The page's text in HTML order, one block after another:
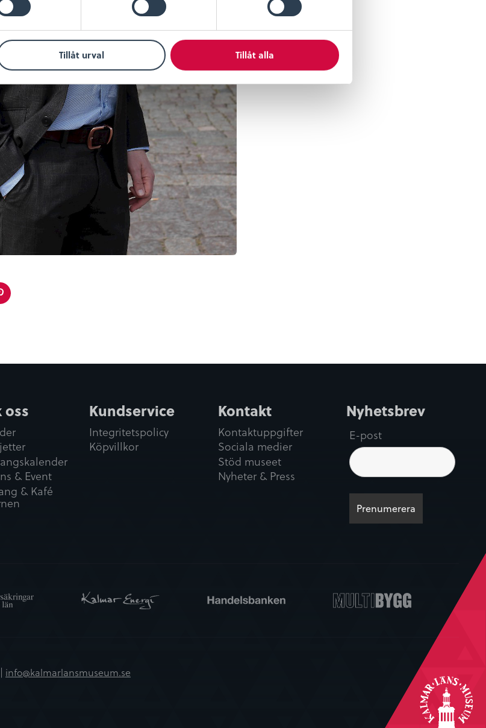
Tillåt urval Tillåt alla
Dela
på
oss
& Event
& Kafé
Kundservice
Integritetspolicy
Köpvillkor
Kontakt
Kontaktuppgifter
Sociala medier
Stöd museet
Nyheter & Press
Nyhetsbrev
E-post
info@kalmarlansmuseum.se